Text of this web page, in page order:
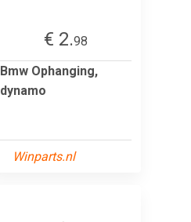
€ 2.98
Bmw Ophanging,
dynamo
Winparts.nl